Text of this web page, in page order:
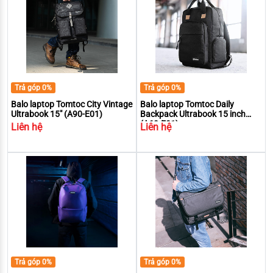
Trả góp 0%
Balo laptop Tomtoc City Vintage
Ultrabook 15" (A90-E01)
Liên hệ
Trả góp 0%
Balo laptop Tomtoc Daily
Backpack Ultrabook 15 inch
(A60-E01)
Liên hệ
Trả góp 0% Trả góp 0%